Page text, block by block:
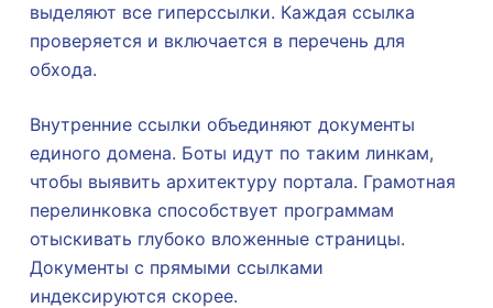
выделяют все гиперссылки. Каждая ссылка
проверяется и включается в перечень для
обхода.
Внутренние ссылки объединяют документы
единого домена. Боты идут по таким линкам,
чтобы выявить архитектуру портала. Грамотная
перелинковка способствует программам
отыскивать глубоко вложенные страницы.
Документы с прямыми ссылками
индексируются скорее.